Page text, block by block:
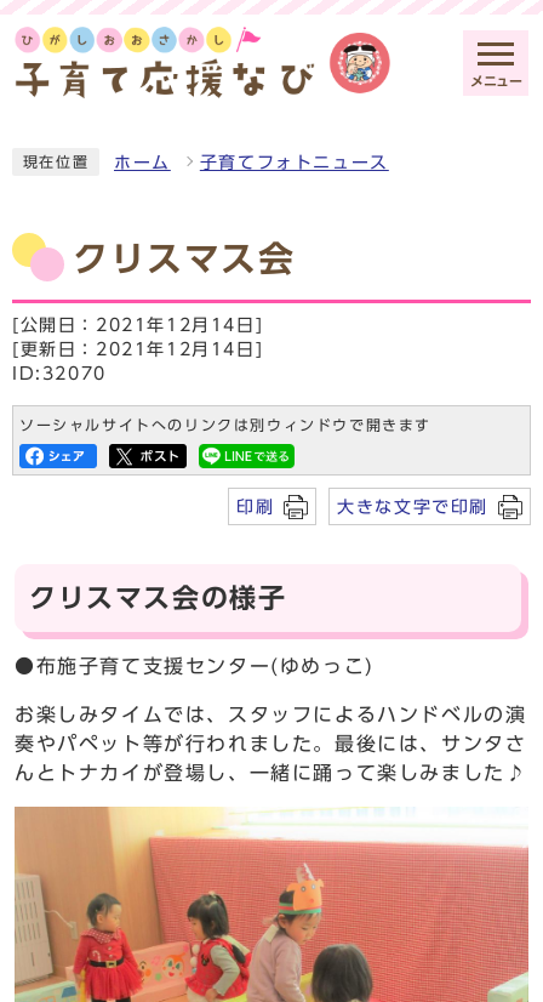
メニュー
現在位置 ホーム 子育てフォトニュース
クリスマス会
[公開日：2021年12月14日]
[更新日：2021年12月14日]
ID:32070
ソーシャルサイトへのリンクは別ウィンドウで開きます
印刷 大きな文字で印刷
クリスマス会の様子
●布施子育て支援センター(ゆめっこ)
お楽しみタイムでは、スタッフによるハンドベルの演
奏やパペット等が行われました。最後には、サンタさ
んとトナカイが登場し、一緒に踊って楽しみました♪